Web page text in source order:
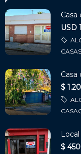
USD
CASAS
$
$